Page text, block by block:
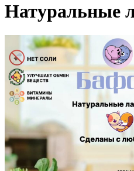
Натуральные